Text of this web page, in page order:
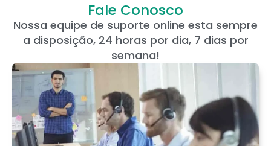
Fale Conosco
Nossa equipe de suporte online esta sempre
a disposição, 24 horas por dia, 7 dias por
semana!